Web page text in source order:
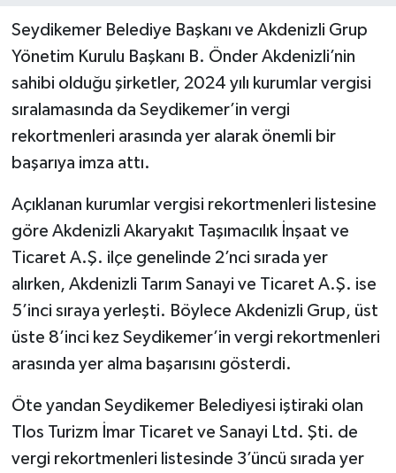
Seydikemer Belediye Başkanı ve Akdenizli Grup
Yönetim Kurulu Başkanı B. Önder Akdenizli’nin
sahibi olduğu şirketler, 2024 yılı kurumlar vergisi
sıralamasında da Seydikemer’in vergi
rekortmenleri arasında yer alarak önemli bir
başarıya imza attı.
Açıklanan kurumlar vergisi rekortmenleri listesine
göre Akdenizli Akaryakıt Taşımacılık İnşaat ve
Ticaret A.Ş. ilçe genelinde 2’nci sırada yer
alırken, Akdenizli Tarım Sanayi ve Ticaret A.Ş. ise
5’inci sıraya yerleşti. Böylece Akdenizli Grup, üst
üste 8’inci kez Seydikemer’in vergi rekortmenleri
arasında yer alma başarısını gösterdi.
Öte yandan Seydikemer Belediyesi iştiraki olan
Tlos Turizm İmar Ticaret ve Sanayi Ltd. Şti. de
vergi rekortmenleri listesinde 3’üncü sırada yer